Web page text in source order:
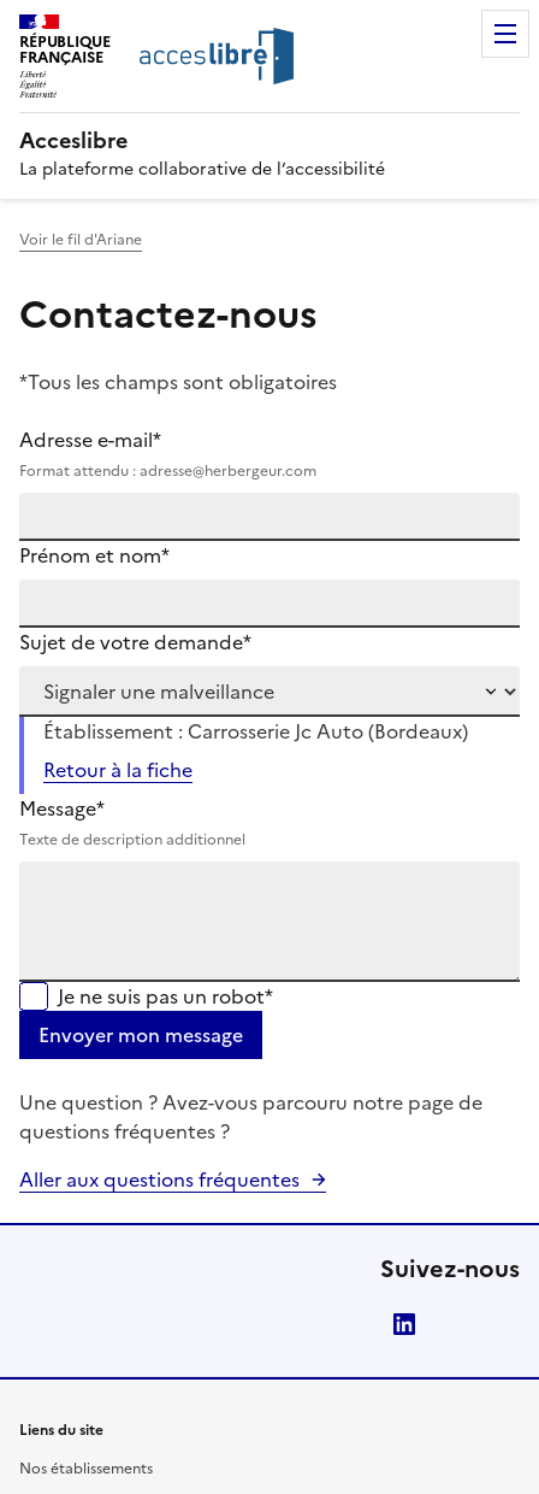
RÉPUBLIQUE
FRANÇAISE
Acceslibre
La plateforme collaborative de l’accessibilité
Voir le fil d'Ariane
Contactez-nous
*Tous les champs sont obligatoires
Adresse e-mail*
Format attendu : adresse@herbergeur.com
Prénom et nom*
Sujet de votre demande*
Établissement : Carrosserie Jc Auto (Bordeaux)
Retour à la fiche
Message*
Texte de description additionnel
Je ne suis pas un robot*
Envoyer mon message
Une question ? Avez-vous parcouru notre page de
questions fréquentes ?
Aller aux questions fréquentes
Suivez-nous
Liens du site
Nos établissements